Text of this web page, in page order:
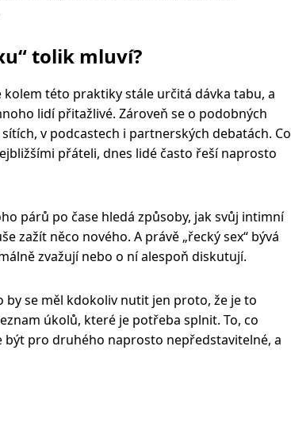
tolik mluví?
kolem této praktiky stále určitá dávka tabu, a
lidí přitažlivé. Zároveň se o podobných
v podcastech i partnerských debatách. Co
přáteli, dnes lidé často řeší naprosto
párů po čase hledá způsoby, jak svůj intimní
zažít něco nového. A právě „řecký sex“ bývá
zvažují nebo o ní alespoň diskutují.
by se měl kdokoliv nutit jen proto, že je to
úkolů, které je potřeba splnit. To, co
pro druhého naprosto nepředstavitelné, a